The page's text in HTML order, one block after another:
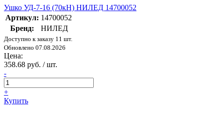
Ушко УД-7-16 (70кН) НИЛЕД 14700052
Артикул: 14700052
Бренд:
НИЛЕД
Доступно к заказу 11 шт.
Обновлено 07.08.2026
Цена:
358.68 руб. / шт.
-
+
Купить